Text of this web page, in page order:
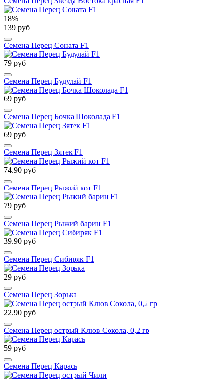
18%
139 руб
Семена Перец Соната F1
79 руб
Семена Перец Будулай F1
69 руб
Семена Перец Бочка Шоколада F1
69 руб
Семена Перец Зятек F1
74.90 руб
Семена Перец Рыжий кот F1
79 руб
Семена Перец Рыжий барин F1
39.90 руб
Семена Перец Сибиряк F1
29 руб
Семена Перец Зорька
22.90 руб
Семена Перец острый Клюв Сокола, 0,2 гр
59 руб
Семена Перец Карась